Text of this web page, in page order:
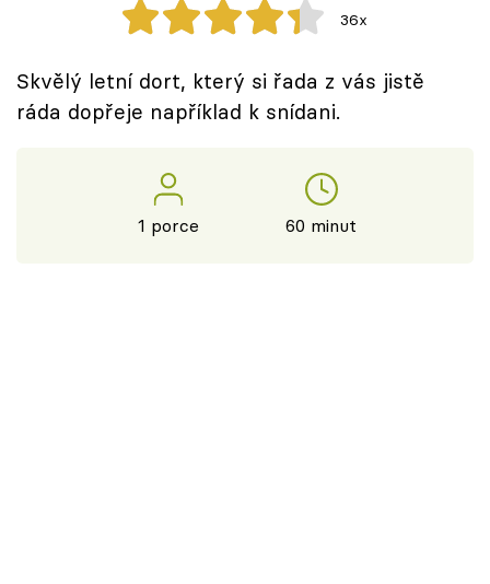
Přihlášení
36x
Skvělý letní dort, který si řada z vás jistě
ráda dopřeje například k snídani.
1 porce 60 minut